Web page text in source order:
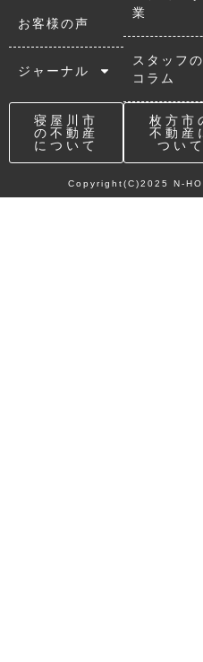
お客様の声
ジャーナル
業
スタッフの
コラム
寝屋川市
の不動産
について
枚方市
不動産
ついて
Copyright(C)2025 N-